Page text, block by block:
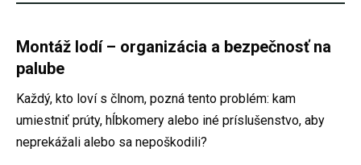
Montáž lodí – organizácia a bezpečnosť na
palube
Každý, kto loví s člnom, pozná tento problém: kam
umiestniť prúty, hĺbkomery alebo iné príslušenstvo, aby
neprekážali alebo sa nepoškodili?